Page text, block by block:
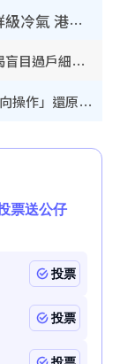
內地客歎港人唔識老！揭港鐵保鮮級冷氣 港人求放過：咪投訴
牙線棒亂用隨時越清越污糟！牙醫驚揭盲目過戶細菌恐致蛀牙：呢種先係日常真保養
WhatsApp預設貼圖點刪？揭1招「反向操作」還原簡潔介面 附3步實測教學